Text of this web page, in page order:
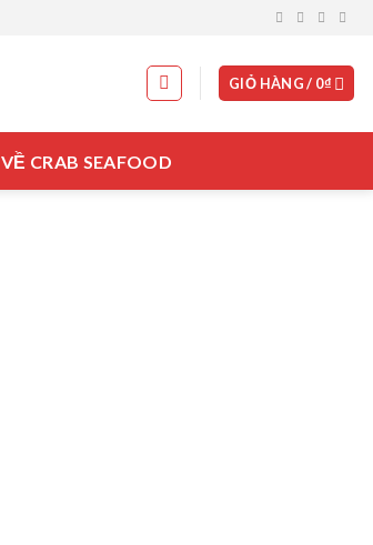
GIỎ HÀNG / 0₫
VỀ CRAB SEAFOOD